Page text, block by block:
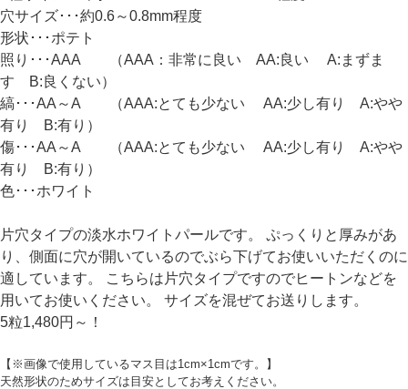
穴サイズ･･･約0.6～0.8mm程度
形状･･･ポテト
照り･･･AAA （AAA：非常に良い AA:良い A:まずま
す B:良くない）
縞･･･AA～A （AAA:とても少ない AA:少し有り A:やや
有り B:有り）
傷･･･AA～A （AAA:とても少ない AA:少し有り A:やや
有り B:有り）
色･･･ホワイト
片穴タイプの淡水ホワイトパールです。 ぷっくりと厚みがあ
り、側面に穴が開いているのでぶら下げてお使いいただくのに
適しています。 こちらは片穴タイプですのでヒートンなどを
用いてお使いください。 サイズを混ぜてお送りします。
5粒1,480円～！
【※画像で使用しているマス目は1cm×1cmです。】
天然形状のためサイズは目安としてお考えください。